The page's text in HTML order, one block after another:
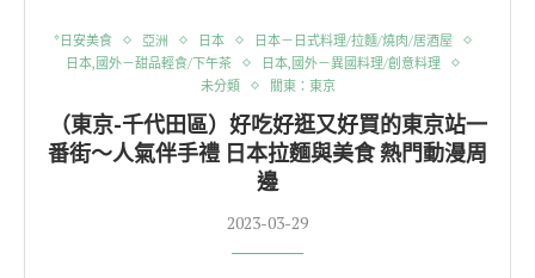
*日安美食 亞洲 日本
日本－日式料理/拉麵/燒肉/居酒屋
日本,國外－甜品輕食/下午茶
日本,國外－異國料理/創意料理
未分類
關東：東京
（東京-千代田區）好吃好逛又好買的東京站一
番街～人氣伴手禮 日本拉麵與美食 熱門動漫周
邊
2023-03-29